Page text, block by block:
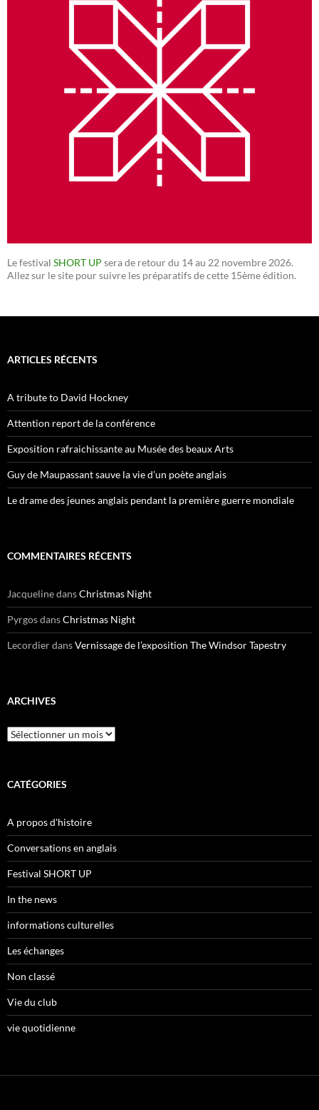
Le festival SHORT UP sera de retour du 14 au 22 novembre 2026.
Allez sur le site pour suivre les préparatifs de cette 15ème édition.
ARTICLES RÉCENTS
A tribute to David Hockney
Attention report de la conférence
Exposition rafraichissante au Musée des beaux Arts
Guy de Maupassant sauve la vie d’un poète anglais
Le drame des jeunes anglais pendant la première guerre mondiale
COMMENTAIRES RÉCENTS
JacquelinedansChristmas Night
PyrgosdansChristmas Night
LecordierdansVernissage de l’exposition The Windsor Tapestry
ARCHIVES
Archives
CATÉGORIES
A propos d'histoire
Conversations en anglais
Festival SHORT UP
In the news
informations culturelles
Les échanges
Non classé
Vie du club
vie quotidienne